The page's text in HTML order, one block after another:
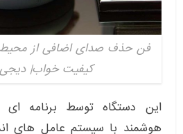
فن حذف صدای اضافی از محیط
کیفیت خواب|
این دستگاه توسط برنامه